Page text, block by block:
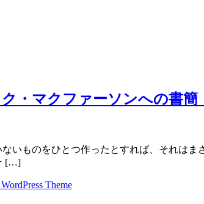
・マクファーソンへの書簡
いものをひとつ作ったとすれば、それは
[…]
Theme